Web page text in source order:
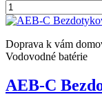
Doprava k vám
Vodovodné batérie
AEB-C